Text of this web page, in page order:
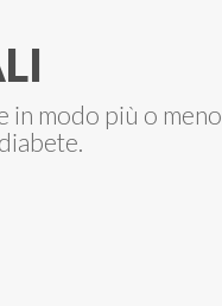
in modo più o meno